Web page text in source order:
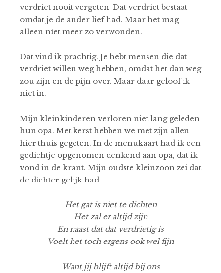
verdriet nooit vergeten. Dat verdriet bestaat
omdat je de ander lief had. Maar het mag
alleen niet meer zo verwonden.
Dat vind ik prachtig. Je hebt mensen die dat
verdriet willen weg hebben, omdat het dan weg
zou zijn en de pijn over. Maar daar geloof ik
niet in.
Mijn kleinkinderen verloren niet lang geleden
hun opa. Met kerst hebben we met zijn allen
hier thuis gegeten. In de menukaart had ik een
gedichtje opgenomen denkend aan opa, dat ik
vond in de krant. Mijn oudste kleinzoon zei dat
de dichter gelijk had.
Het gat is niet te dichten
Het zal er altijd zijn
En naast dat dat verdrietig is
Voelt het toch ergens ook wel fijn
Want jij blijft altijd bij ons